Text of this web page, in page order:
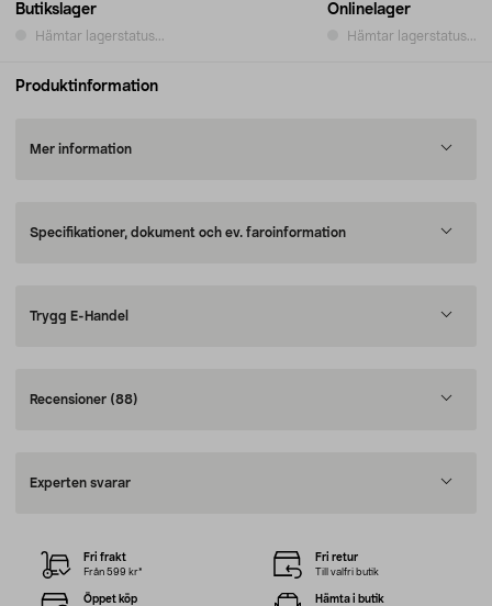
Butikslager
Hämtar lagerstatus...
Onlinelager
Hämtar lagerstatus...
Produktinformation
Mer information
Specifikationer, dokument och ev. faroinformation
Trygg E-Handel
Recensioner (88)
Experten svarar
Fri frakt
Från 599 kr*
Fri retur
Till valfri butik
Öppet köp Hämta i butik